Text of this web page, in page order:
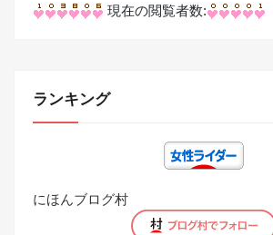
現在の閲覧者数:
ランキング
にほんブログ村